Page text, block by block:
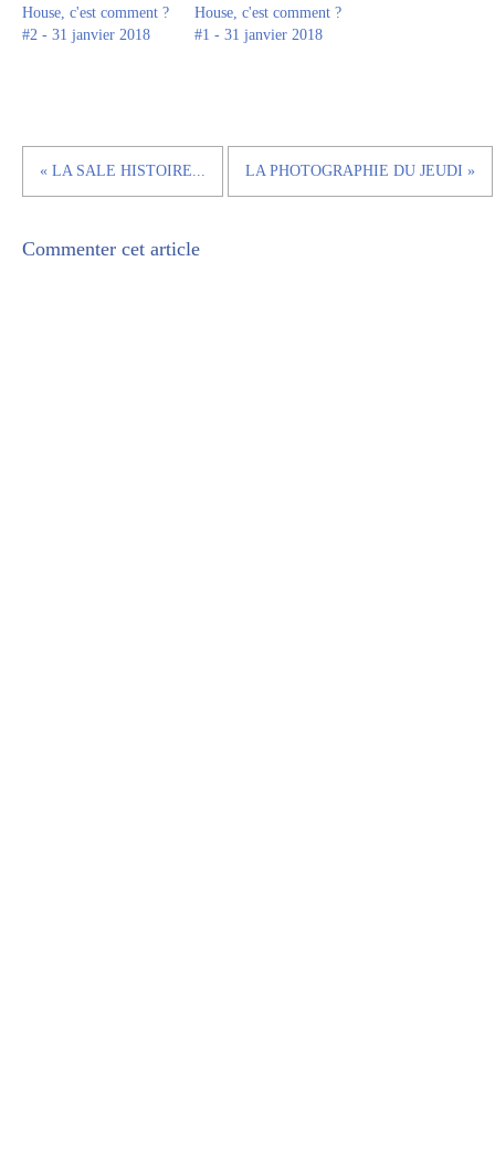
House, c'est comment ?
#2 - 31 janvier 2018
House, c'est comment ?
#1 - 31 janvier 2018
« LA SALE HISTOIRE... LA PHOTOGRAPHIE DU JEUDI »
Commenter cet article